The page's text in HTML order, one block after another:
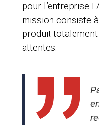
pour l’entreprise
mission consiste
produit
attentes.